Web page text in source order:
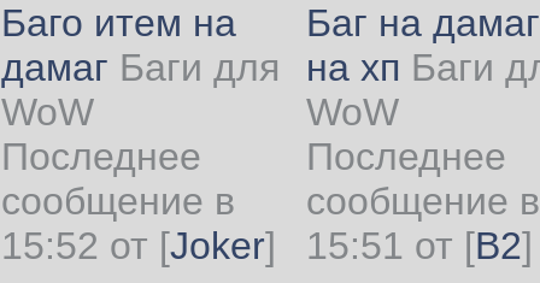
Баго итем на
дамаг Баги для
WoW
Последнее
сообщение в
15:52 от [Joker]
Баг на
на хп Баги
WoW
Последнее
сообщение в
15:51 от [B2]